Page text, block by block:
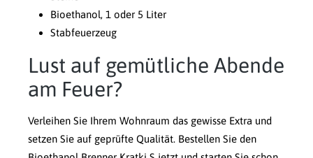
Bioethanol, 1 oder 5 Liter
Stabfeuerzeug
Lust auf gemütliche Abende
am Feuer?
Verleihen Sie Ihrem Wohnraum das gewisse Extra und
setzen Sie auf geprüfte Qualität. Bestellen Sie den